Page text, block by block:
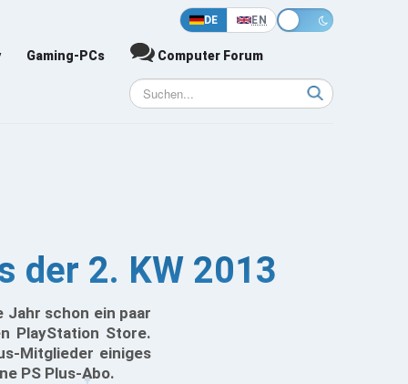
DE EN
Gaming-PCs Computer Forum
der 2. KW 2013
Jahr schon ein paar
PlayStation Store.
Mitglieder einiges
PS Plus-Abo.